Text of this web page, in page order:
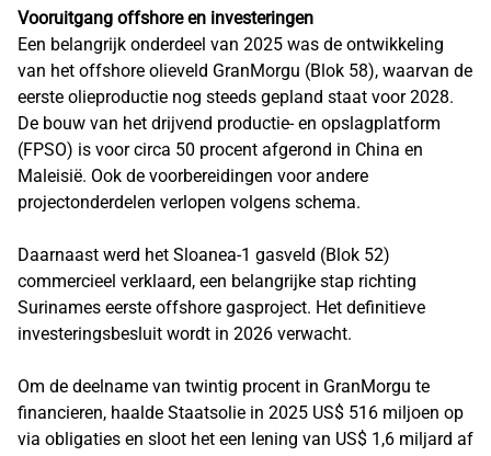
Vooruitgang offshore en investeringen
Een belangrijk onderdeel van 2025 was de ontwikkeling
van het offshore olieveld GranMorgu (Blok 58), waarvan de
eerste olieproductie nog steeds gepland staat voor 2028.
De bouw van het drijvend productie- en opslagplatform
(FPSO) is voor circa 50 procent afgerond in China en
Maleisië. Ook de voorbereidingen voor andere
projectonderdelen verlopen volgens schema.
Daarnaast werd het Sloanea-1 gasveld (Blok 52)
commercieel verklaard, een belangrijke stap richting
Surinames eerste offshore gasproject. Het definitieve
investeringsbesluit wordt in 2026 verwacht.
Om de deelname van twintig procent in GranMorgu te
financieren, haalde Staatsolie in 2025 US$ 516 miljoen op
via obligaties en sloot het een lening van US$ 1,6 miljard af